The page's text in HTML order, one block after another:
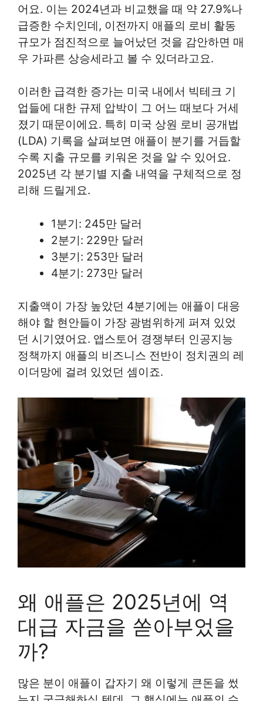
어요. 이는 2024년과 비교했을 때 약 27.9%나
급증한 수치인데, 이전까지 애플의 로비 활동
규모가 점진적으로 늘어났던 것을 감안하면 매
우 가파른 상승세라고 볼 수 있더라고요.
이러한 급격한 증가는 미국 내에서 빅테크 기
업들에 대한 규제 압박이 그 어느 때보다 거세
졌기 때문이에요. 특히 미국 상원 로비 공개법
(LDA) 기록을 살펴보면 애플이 분기를 거듭할
수록 지출 규모를 키워온 것을 알 수 있어요.
2025년 각 분기별 지출 내역을 구체적으로 정
리해 드릴게요.
1분기: 245만 달러
2분기: 229만 달러
3분기: 253만 달러
4분기: 273만 달러
지출액이 가장 높았던 4분기에는 애플이 대응
해야 할 현안들이 가장 광범위하게 퍼져 있었
던 시기였어요. 앱스토어 경쟁부터 인공지능
정책까지 애플의 비즈니스 전반이 정치권의 레
이더망에 걸려 있었던 셈이죠.
왜 애플은 2025년에 역
대급 자금을 쏟아부었을
까?
많은 분이 애플이 갑자기 왜 이렇게 큰돈을 썼